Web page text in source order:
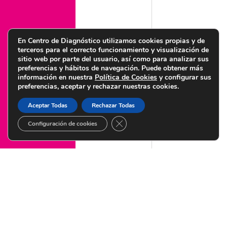
Política de seguridad de la información
© Copyright 2022 Centro de Diagnóstico Granada – Diseñado por
En Centro de Diagnóstico utilizamos cookies propias y de
terceros para el correcto funcionamiento y visualización de
sitio web por parte del usuario, así como para analizar sus
preferencias y hábitos de navegación. Puede obtener más
información en nuestra Política de Cookies y configurar sus
preferencias, aceptar y rechazar nuestras cookies.
Aceptar Todas Rechazar Todas
Configuración de cookies CERRAR EL BANNER DE